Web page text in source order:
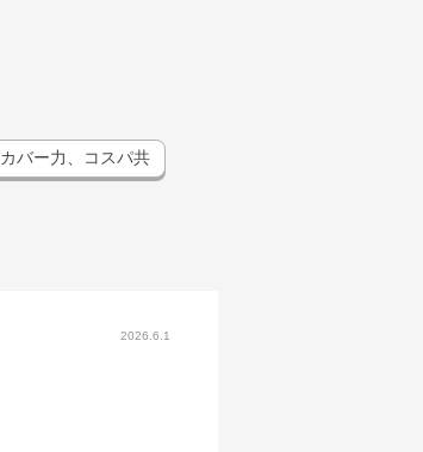
カバー力、コスパ共
2026.6.1